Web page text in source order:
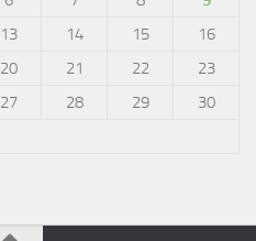
13 14 15
16
20 21 22
23
27 28 29
30